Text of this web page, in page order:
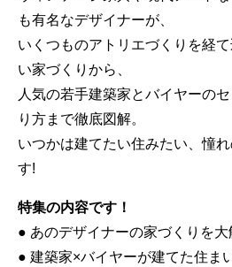
も有名なデザイナーが、
いくつものアトリエづくりを経
い家づくりから、
人気の若手建築家とバイヤーの
り方まで徹底図解。
いつかは建てたい住みたい、憧
す!
特集の内容です！
● あのデザイナーの家づくりを大
● 建築家×バイヤーが建てた住ま